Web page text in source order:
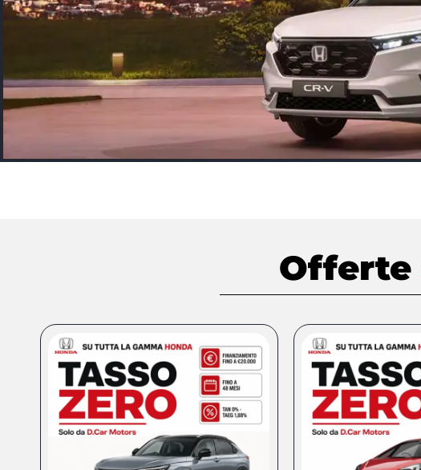
Hybrid & Plug-in
Hybrid
Scopri di
più
Offerte